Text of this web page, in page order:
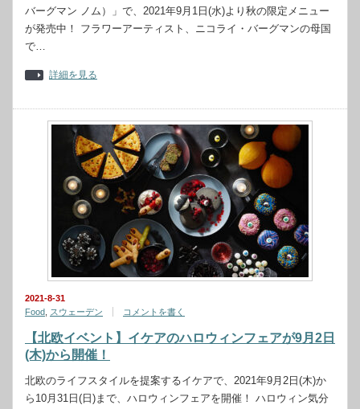
バーグマン ノム）」で、2021年9月1日(水)より秋の限定メニュー
が発売中！ フラワーアーティスト、ニコライ・バーグマンの母国
で…
詳細を見る
2021-8-31
Food スウェーデン コメントを書く
【北欧イベント】イケアのハロウィンフェアが9月2日
(木)から開催！
北欧のライフスタイルを提案するイケアで、2021年9月2日(木)か
ら10月31日(日)まで、ハロウィンフェアを開催！ ハロウィン気分